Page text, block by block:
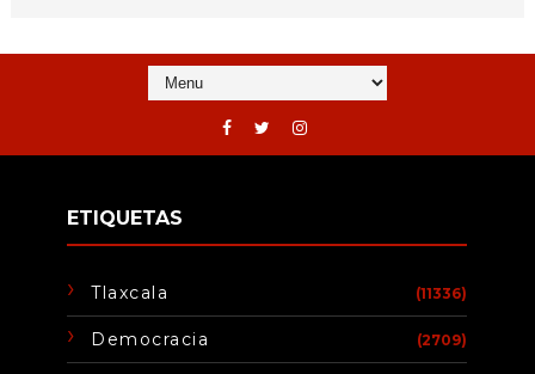
ETIQUETAS
Tlaxcala (11336)
Democracia (2709)